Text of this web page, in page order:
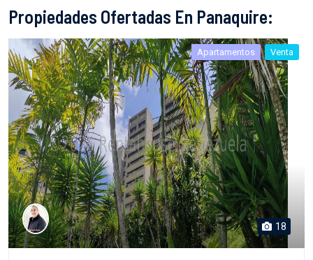
Propiedades Ofertadas En Panaquire:
Apartamentos Venta
18